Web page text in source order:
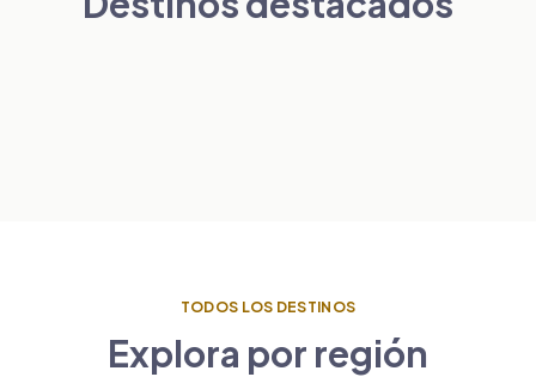
París
PAÍSES BAJOS
TODOS LOS DESTINOS
Explora por región